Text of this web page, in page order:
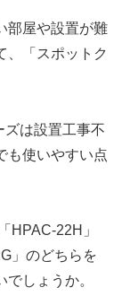
部屋や設置が難
、「スポットク
ズは設置工事不
も使いやすい点
HPAC-22H」
」のどちらを
しょうか。